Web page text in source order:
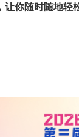
让你随时随地轻